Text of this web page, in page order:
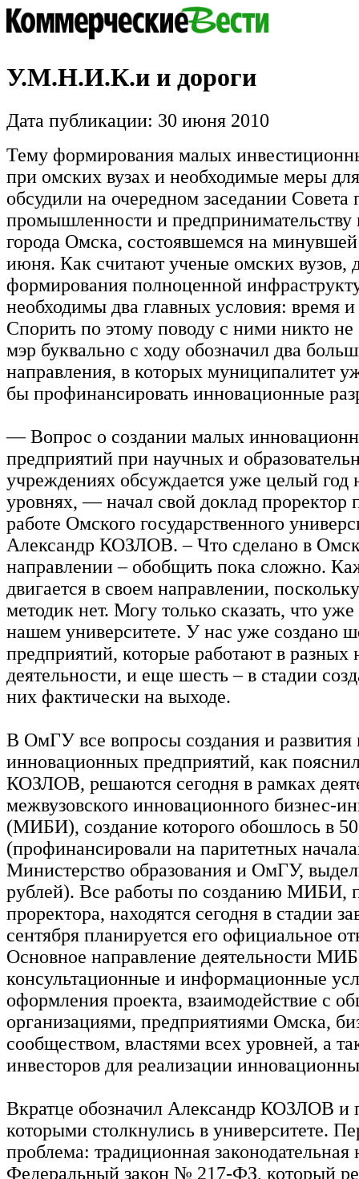
У.М.Н.И.К.и и дороги
Дата публикации: 30 июня 2010
Тему формирования малых
при омских вузах и необходимые меры
обсудили на очередном заседании Совета
промышленности и предпринимательству
города Омска, состоявшемся на
июня. Как считают ученые омских вузов,
формирования полноценной
необходимы два главных условия: время и
Спорить по этому поводу с ними никто
мэр буквально с ходу обозначил два
направления, в которых муниципалитет
бы профинансировать инновационные
— Вопрос о создании малых
предприятий при научных и
учреждениях обсуждается уже целый год
уровнях, — начал свой доклад проректор
работе Омского государственного
Александр КОЗЛОВ. – Что сделано в
направлении – обобщить пока сложно.
двигается в своем направлении,
методик нет. Могу только сказать, что
нашем университете. У нас уже создано
предприятий, которые работают в разных
деятельности, и еще шесть – в стадии
них фактически на выходе.
В ОмГУ все вопросы создания и
инновационных предприятий, как
КОЗЛОВ, решаются сегодня в рамках
межвузовского инновационного бизнес-
(МИБИ), создание которого обошлось в
(профинансировали на паритетных
Министерство образования и ОмГУ,
рублей). Все работы по созданию МИБИ,
проректора, находятся сегодня в стадии
сентября планируется его официальное
Основное направление деятельности
консультационные и информационные
оформления проекта, взаимодействие с
организациями, предприятиями Омска,
сообществом, властями всех уровней, а
инвесторов для реализации
Вкратце обозначил Александр КОЗЛОВ и
которыми столкнулись в университете.
проблема: традиционная законодательная
Федеральный закон № 217-ФЗ, который